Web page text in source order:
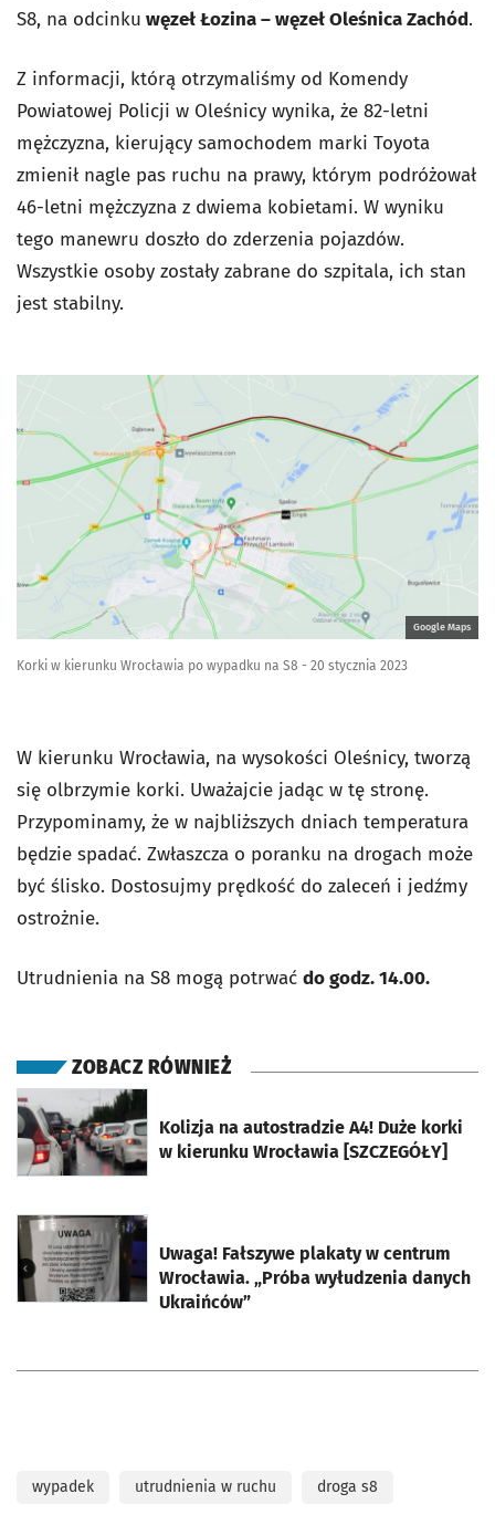
S8, na odcinku węzeł Łozina – węzeł Oleśnica Zachód.
Z informacji, którą otrzymaliśmy od Komendy
Powiatowej Policji w Oleśnicy wynika, że 82-letni
mężczyzna, kierujący samochodem marki Toyota
zmienił nagle pas ruchu na prawy, którym podróżował
46-letni mężczyzna z dwiema kobietami. W wyniku
tego manewru doszło do zderzenia pojazdów.
Wszystkie osoby zostały zabrane do szpitala, ich stan
jest stabilny.
Google Maps
Korki w kierunku Wrocławia po wypadku na S8 - 20 stycznia 2023
W kierunku Wrocławia, na wysokości Oleśnicy, tworzą
się olbrzymie korki. Uważajcie jadąc w tę stronę.
Przypominamy, że w najbliższych dniach temperatura
będzie spadać. Zwłaszcza o poranku na drogach może
być ślisko. Dostosujmy prędkość do zaleceń i jedźmy
ostrożnie.
Utrudnienia na S8 mogą potrwać do godz. 14.00.
ZOBACZ RÓWNIEŻ
Kolizja na autostradzie A4! Duże korki
w kierunku Wrocławia [SZCZEGÓŁY]
otworzy się w nowej karcie
Uwaga! Fałszywe plakaty w centrum
Wrocławia. „Próba wyłudzenia danych
Ukraińców”
otworzy się w nowej karcie
wypadek utrudnienia w ruchu droga s8